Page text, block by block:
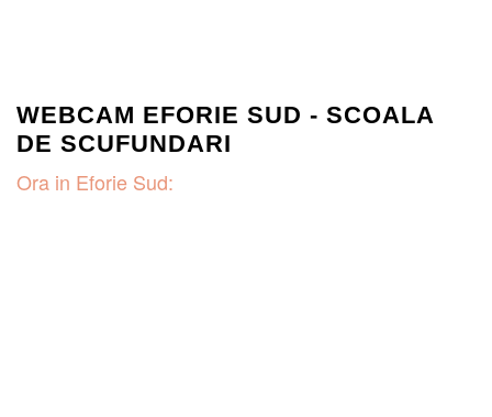
WEBCAM EFORIE SUD - SCOALA
DE SCUFUNDARI
Ora in Eforie Sud: